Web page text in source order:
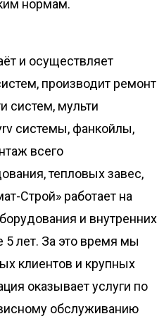
нормам.
и осуществляет
производит ремонт
систем, мульти
системы, фанкойлы,
всего
тепловых завес,
Строй» работает на
и внутренних
лет. За это время мы
клиентов и крупных
оказывает услуги по
обслуживанию